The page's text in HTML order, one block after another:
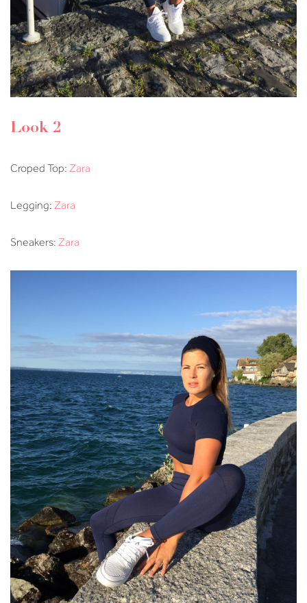
Look 2
Croped Top: Zara
Legging: Zara
Sneakers: Zara